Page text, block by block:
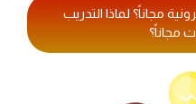
مجاناً؟ لماذا التدريب
مجاناً؟